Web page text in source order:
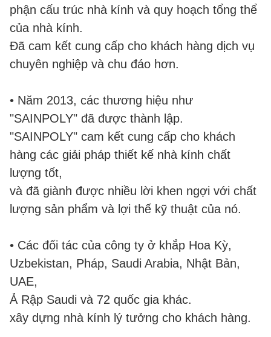
phận cấu trúc nhà kính và quy hoạch tổng thể
của nhà kính.
Đã cam kết cung cấp cho khách hàng dịch vụ
chuyên nghiệp và chu đáo hơn.
• Năm 2013, các thương hiệu như
"SAINPOLY" đã được thành lập.
"SAINPOLY" cam kết cung cấp cho khách
hàng các giải pháp thiết kế nhà kính chất
lượng tốt,
và đã giành được nhiều lời khen ngợi với chất
lượng sản phẩm và lợi thế kỹ thuật của nó.
• Các đối tác của công ty ở khắp Hoa Kỳ,
Uzbekistan, Pháp, Saudi Arabia, Nhật Bản,
UAE,
Ả Rập Saudi và 72 quốc gia khác.
xây dựng nhà kính lý tưởng cho khách hàng.